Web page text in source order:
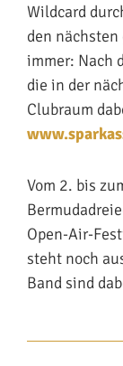
Wildcard
den
immer: Nach
die in der
Clubraum
Vom 2. bis
Open-Air-
steht noch
Band sind